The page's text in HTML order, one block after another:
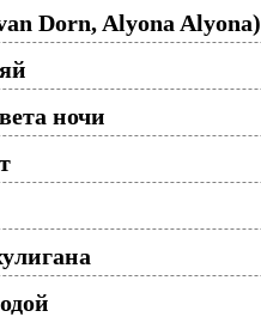
Dorn, Alyona Alyona)
ночи